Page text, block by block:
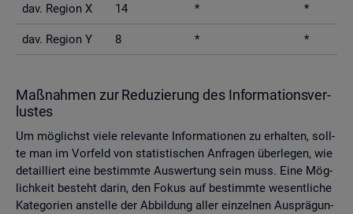
dav. Re­gi­on X 14 * *
dav. Re­gi­on Y 8 * *
Maß­nah­men zur Re­du­zie­rung des In­for­ma­ti­ons­ver­
lus­tes
Um mög­lichst viele re­le­van­te In­for­ma­tio­nen zu er­hal­ten, soll­
te man im Vor­feld von sta­tis­ti­schen An­fra­gen über­le­gen, wie
de­tail­liert eine be­stimm­te Aus­wer­tung sein muss. Eine Mög­
lich­keit be­steht darin, den Fokus auf be­stimm­te we­sent­li­che
Ka­te­go­ri­en an­stel­le der Ab­bil­dung aller ein­zel­nen Aus­prä­gun­